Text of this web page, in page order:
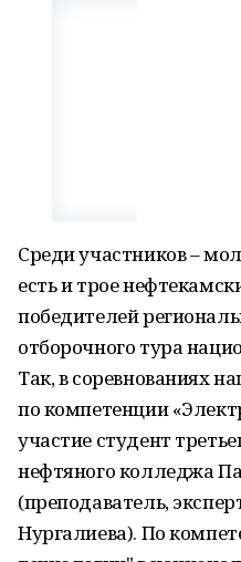
Среди участников –
есть и трое
победителей
отборочного тура
Так, в соревнованиях
по компетенции
участие студент
нефтяного колледжа
(преподаватель,
Нургалиева). По